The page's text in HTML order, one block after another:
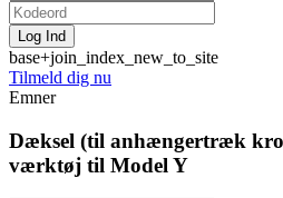
base+join_index_new_to_site
Tilmeld dig nu
Emner
Dæksel (til anhængertræk
værktøj til Model Y